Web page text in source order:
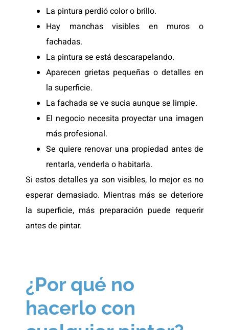
La pintura perdió color o brillo.
Hay manchas visibles en muros o
fachadas.
La pintura se está descarapelando.
Aparecen grietas pequeñas o detalles en
la superficie.
La fachada se ve sucia aunque se limpie.
El negocio necesita proyectar una imagen
más profesional.
Se quiere renovar una propiedad antes de
rentarla, venderla o habitarla.
Si estos detalles ya son visibles, lo mejor es no
esperar demasiado. Mientras más se deteriore
la superficie, más preparación puede requerir
antes de pintar.
¿Por qué no
hacerlo con